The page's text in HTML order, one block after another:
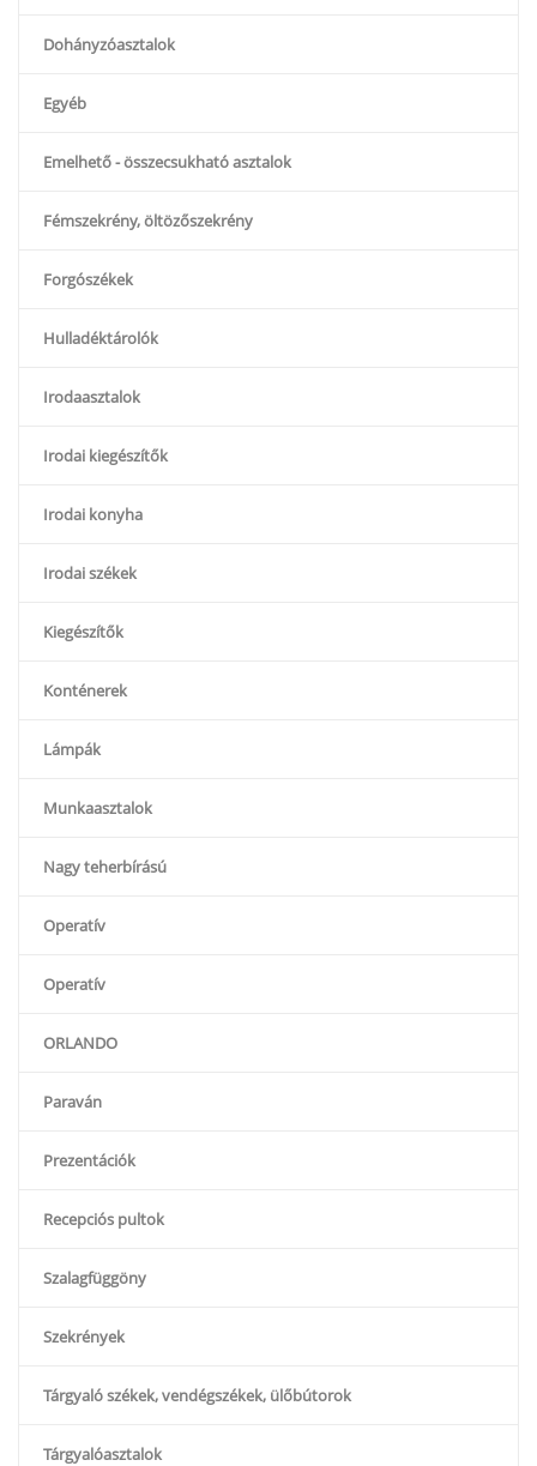
Dohányzóasztalok
Egyéb
Emelhető - összecsukható asztalok
Fémszekrény, öltözőszekrény
Forgószékek
Hulladéktárolók
Irodaasztalok
Irodai kiegészítők
Irodai konyha
Irodai székek
Kiegészítők
Konténerek
Lámpák
Munkaasztalok
Nagy teherbírású
Operatív
Operatív
ORLANDO
Paraván
Prezentációk
Recepciós pultok
Szalagfüggöny
Szekrények
Tárgyaló székek, vendégszékek, ülőbútorok
Tárgyalóasztalok